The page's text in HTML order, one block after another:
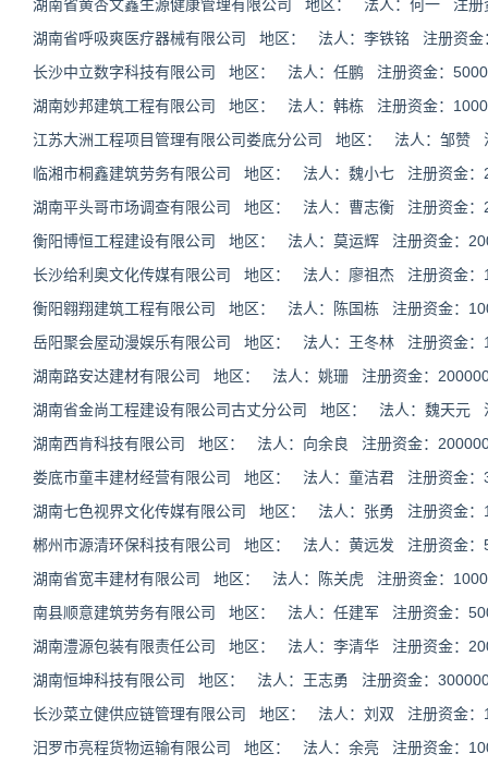
湖南省黄杏文鑫生源健康管理有限公司 地区： 法人：何一 注册
湖南省呼吸爽医疗器械有限公司 地区： 法人：李铁铭 注册资金
长沙中立数字科技有限公司 地区： 法人：任鹏 注册资金：
湖南妙邦建筑工程有限公司 地区： 法人：韩栋 注册资金：
江苏大洲工程项目管理有限公司娄底分公司 地区： 法人：邹赞
临湘市桐鑫建筑劳务有限公司 地区： 法人：魏小七 注册资金：
湖南平头哥市场调查有限公司 地区： 法人：曹志衡 注册资金：
衡阳博恒工程建设有限公司 地区： 法人：莫运辉 注册资金：
长沙给利奥文化传媒有限公司 地区： 法人：廖祖杰 注册资金：
衡阳翱翔建筑工程有限公司 地区： 法人：陈国栋 注册资金：
岳阳聚会屋动漫娱乐有限公司 地区： 法人：王冬林 注册资金：
湖南路安达建材有限公司 地区： 法人：姚珊 注册资金：
湖南省金尚工程建设有限公司古丈分公司 地区： 法人：魏天元
湖南西肯科技有限公司 地区： 法人：向余良 注册资金：
娄底市童丰建材经营有限公司 地区： 法人：童洁君 注册资金：
湖南七色视界文化传媒有限公司 地区： 法人：张勇 注册资金：
郴州市源清环保科技有限公司 地区： 法人：黄远发 注册资金：
湖南省宽丰建材有限公司 地区： 法人：陈关虎 注册资金：
南县顺意建筑劳务有限公司 地区： 法人：任建军 注册资金：
湖南澧源包装有限责任公司 地区： 法人：李清华 注册资金：
湖南恒坤科技有限公司 地区： 法人：王志勇 注册资金：
长沙菜立健供应链管理有限公司 地区： 法人：刘双 注册资金：
汨罗市亮程货物运输有限公司 地区： 法人：余亮 注册资金：